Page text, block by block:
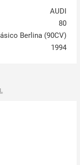
AUDI
80
Berlina (90CV)
1994